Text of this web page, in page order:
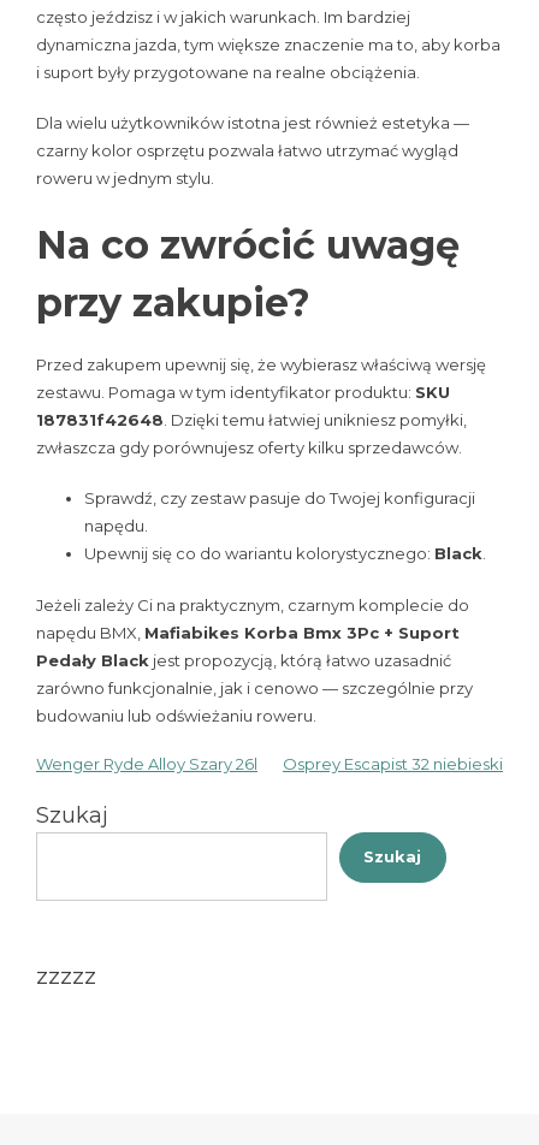
często jeździsz i w jakich warunkach. Im bardziej
dynamiczna jazda, tym większe znaczenie ma to, aby korba
i suport były przygotowane na realne obciążenia.
Dla wielu użytkowników istotna jest również estetyka —
czarny kolor osprzętu pozwala łatwo utrzymać wygląd
roweru w jednym stylu.
Na co zwrócić uwagę
przy zakupie?
Przed zakupem upewnij się, że wybierasz właściwą wersję
zestawu. Pomaga w tym identyfikator produktu: SKU
187831f42648 . Dzięki temu łatwiej unikniesz pomyłki,
zwłaszcza gdy porównujesz oferty kilku sprzedawców.
Sprawdź, czy zestaw pasuje do Twojej konfiguracji
napędu.
Upewnij się co do wariantu kolorystycznego: Black
Jeżeli zależy Ci na praktycznym, czarnym komplecie do
napędu BMX, Mafiabikes Korba Bmx 3Pc + Suport
Pedały Black jest propozycją, którą łatwo uzasadnić
zarówno funkcjonalnie, jak i cenowo — szczególnie przy
budowaniu lub odświeżaniu roweru.
Nawigacja
wpisu
Wenger Ryde Alloy Szary 26l Osprey Escapist 32 niebieski
Szukaj
Szukaj
zzzzz